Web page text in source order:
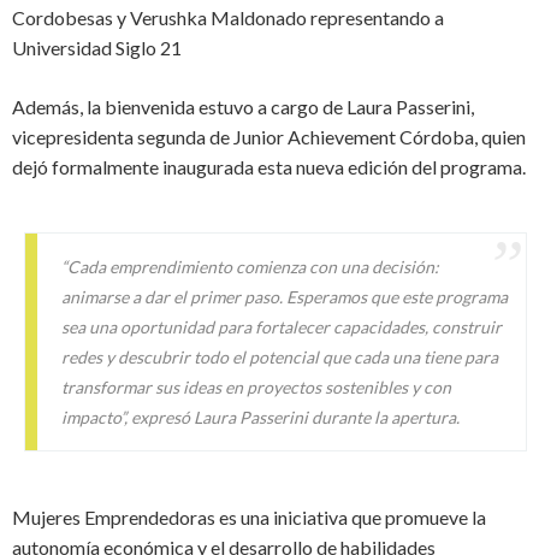
Cordobesas y Verushka Maldonado representando a
Universidad Siglo 21
Además, la bienvenida estuvo a cargo de Laura Passerini,
vicepresidenta segunda de Junior Achievement Córdoba, quien
dejó formalmente inaugurada esta nueva edición del programa.
“Cada emprendimiento comienza con una decisión:
animarse a dar el primer paso. Esperamos que este programa
sea una oportunidad para fortalecer capacidades, construir
redes y descubrir todo el potencial que cada una tiene para
transformar sus ideas en proyectos sostenibles y con
impacto”,expresó Laura Passerini durante la apertura.
Mujeres Emprendedoras es una iniciativa que promueve la
autonomía económica y el desarrollo de habilidades